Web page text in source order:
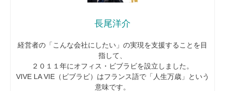
長尾洋介
経営者の「こんな会社にしたい」の実現を支援することを目
指して、
２０１１年にオフィス・ビブラビを設立しました。
VIVE LA VIE（ビブラビ）はフランス語で「人生万歳」という
意味です。